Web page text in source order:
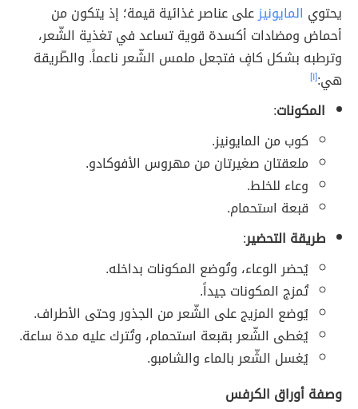
يحتوي المايونيزعلى عناصر غذائية قيمة؛ إذ يتكون من
أحماض ومضادات أكسدة قوية تساعد في تغذية الشّعر،
وترطبه بشكل كافٍ فتجعل ملمس الشّعر ناعماً. والطّريقة
هي:[١]
المكونات:
كوب من المايونيز.
ملعقتان صغيرتان من مهروس الأفوكادو.
وعاء للخلط.
قبعة استحمام.
طريقة التحضير:
يُحضر الوعاء، وتُوضع المكونات بداخله.
تُمزج المكونات جيداً.
يُوضع المزيج على الشّعر من الجذور وحتى الأطراف.
يُغطى الشّعر بقبعة استحمام، وتُترك عليه مدة ساعة.
يُغسل الشّعر بالماء والشامبو.
وصفة أوراق الكرفس